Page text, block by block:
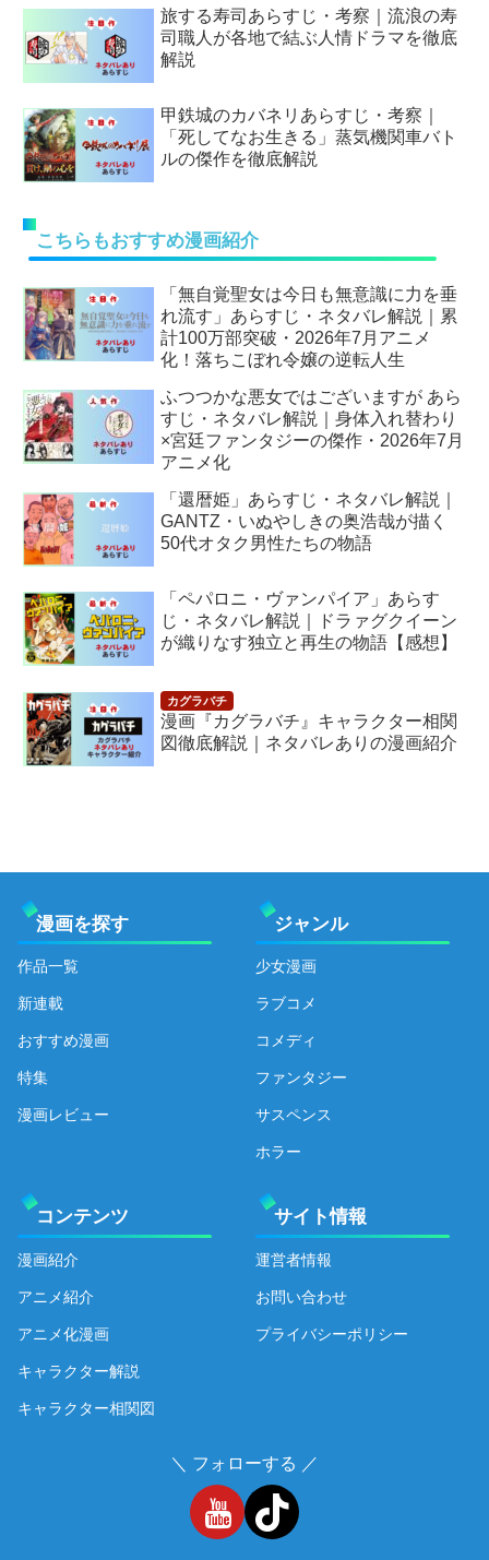
旅する寿司あらすじ・考察｜流浪の寿
司職人が各地で結ぶ人情ドラマを徹底
解説
甲鉄城のカバネリあらすじ・考察｜
「死してなお生きる」蒸気機関車バト
ルの傑作を徹底解説
こちらもおすすめ漫画紹介
「無自覚聖女は今日も無意識に力を垂
れ流す」あらすじ・ネタバレ解説｜累
計100万部突破・2026年7月アニメ
化！落ちこぼれ令嬢の逆転人生
ふつつかな悪女ではございますが あら
すじ・ネタバレ解説｜身体入れ替わり
×宮廷ファンタジーの傑作・2026年7月
アニメ化
「還暦姫」あらすじ・ネタバレ解説｜
GANTZ・いぬやしきの奥浩哉が描く
50代オタク男性たちの物語
「ペパロニ・ヴァンパイア」あらす
じ・ネタバレ解説｜ドラァグクイーン
が織りなす独立と再生の物語【感想】
漫画『カグラバチ』キャラクター相関
図徹底解説｜ネタバレありの漫画紹介
漫画を探す
作品一覧
新連載
おすすめ漫画
特集
漫画レビュー
ジャンル
少女漫画
ラブコメ
コメディ
ファンタジー
サスペンス
ホラー
コンテンツ
漫画紹介
アニメ紹介
アニメ化漫画
キャラクター解説
キャラクター相関図
サイト情報
運営者情報
お問い合わせ
プライバシーポリシー
＼ フォローする ／